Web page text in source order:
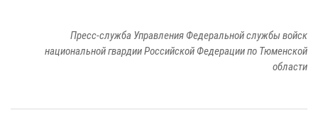
Пресс-служба Управления Федеральной службы войск
национальной гвардии Российской Федерации по Тюменской
области